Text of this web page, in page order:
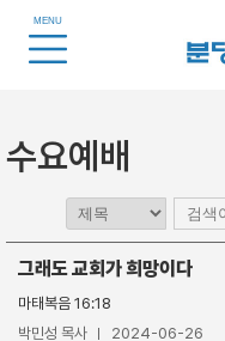
MENU
수요예배
그래도 교회가 희망이다
마태복음 16:18
박민성 목사
2024-06-26